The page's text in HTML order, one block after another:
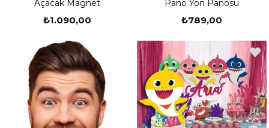
Açacak Magnet
₺1.090,00
Pano Yön Panosu
₺789,00